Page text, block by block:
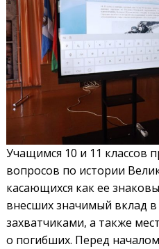
Учащимся 10 и 11 классов
вопросов по истории
касающихся как ее
внесших значимый вклад
захватчиками, а также
о погибших. Перед